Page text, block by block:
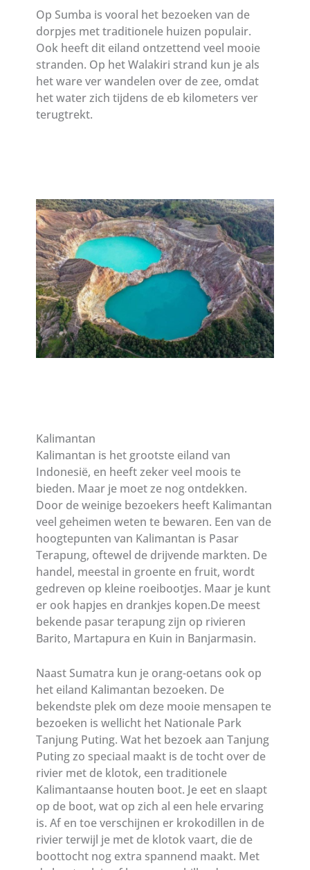
Op Sumba is vooral het bezoeken van de
dorpjes met traditionele huizen populair.
Ook heeft dit eiland ontzettend veel mooie
stranden. Op het Walakiri strand kun je als
het ware ver wandelen over de zee, omdat
het water zich tijdens de eb kilometers ver
terugtrekt.
Kalimantan
Kalimantan is het grootste eiland van
Indonesië, en heeft zeker veel moois te
bieden. Maar je moet ze nog ontdekken.
Door de weinige bezoekers heeft Kalimantan
veel geheimen weten te bewaren. Een van de
hoogtepunten van Kalimantan is Pasar
Terapung, oftewel de drijvende markten. De
handel, meestal in groente en fruit, wordt
gedreven op kleine roeibootjes. Maar je kunt
er ook hapjes en drankjes kopen.De meest
bekende pasar terapung zijn op rivieren
Barito, Martapura en Kuin in Banjarmasin.
Naast Sumatra kun je orang-oetans ook op
het eiland Kalimantan bezoeken. De
bekendste plek om deze mooie mensapen te
bezoeken is wellicht het Nationale Park
Tanjung Puting. Wat het bezoek aan Tanjung
Puting zo speciaal maakt is de tocht over de
rivier met de klotok, een traditionele
Kalimantaanse houten boot. Je eet en slaapt
op de boot, wat op zich al een hele ervaring
is. Af en toe verschijnen er krokodillen in de
rivier terwijl je met de klotok vaart, die de
boottocht nog extra spannend maakt. Met